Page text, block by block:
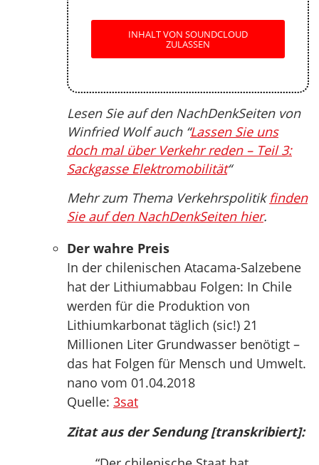
INHALT VON SOUNDCLOUD
ZULASSEN
Lesen Sie auf den NachDenkSeiten von
Winfried Wolf auch “Lassen Sie uns
doch mal über Verkehr reden – Teil 3:
Sackgasse Elektromobilität“
Mehr zum Thema Verkehrspolitik finden
Sie auf den NachDenkSeiten hier.
Der wahre Preis
In der chilenischen Atacama-Salzebene
hat der Lithiumabbau Folgen: In Chile
werden für die Produktion von
Lithiumkarbonat täglich (sic!) 21
Millionen Liter Grundwasser benötigt –
das hat Folgen für Mensch und Umwelt.
nano vom 01.04.2018
Quelle: 3sat
Zitat aus der Sendung [transkribiert]: